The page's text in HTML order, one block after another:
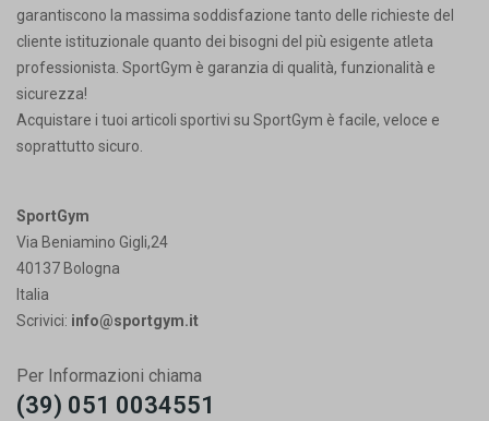
garantiscono la massima soddisfazione tanto delle richieste del
cliente istituzionale quanto dei bisogni del più esigente atleta
professionista. SportGym è garanzia di qualità, funzionalità e
sicurezza!
Acquistare i tuoi articoli sportivi su SportGym è facile, veloce e
soprattutto sicuro.
SportGym
Via Beniamino Gigli,24
40137 Bologna
Italia
Scrivici: info@sportgym.it
Per Informazioni chiama
(39) 051 0034551